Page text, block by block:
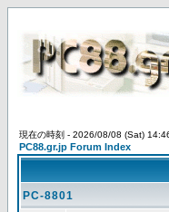
現在の時刻 - 2026/08/08 (Sat)
PC88.gr.jp Forum Index
PC-8801